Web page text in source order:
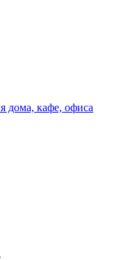
дома, кафе, офиса